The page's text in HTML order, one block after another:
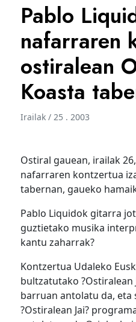
Pablo
nafarraren
ostiralean
Koasta
Irailak / 25 . 2003
Ostiral gauean, irailak
nafarraren kontzertua
tabernan, gaueko
Pablo Liquidok gitarra
guztietako musika
kantu zaharrak?
Kontzertua Udaleko
bultzatutako ?Ostiralean
barruan antolatu da, eta
?Ostiralean Jai?